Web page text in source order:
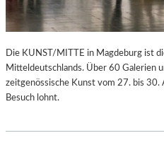
Die KUNST/MITTE in Magdeburg ist
Mitteldeutschlands. Über 60 Galerien
zeitgenössische Kunst vom 27. bis
Besuch lohnt.